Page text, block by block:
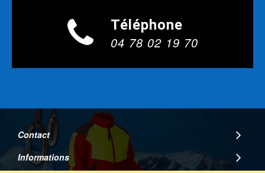
Téléphone
04 78 02 19 70
Contact
Informations